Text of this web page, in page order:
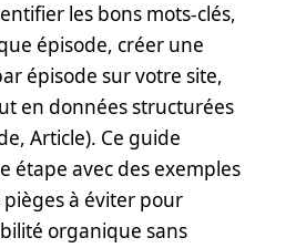
les bons mots-clés,
épisode, créer une
épisode sur votre site,
en données structurées
Article). Ce guide
étape avec des exemples
pièges à éviter pour
organique sans